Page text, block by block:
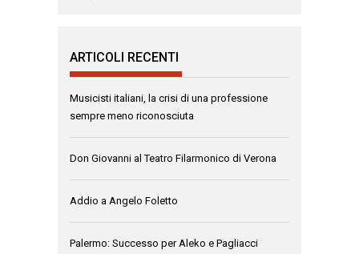
ARTICOLI RECENTI
Musicisti italiani, la crisi di una professione
sempre meno riconosciuta
Don Giovanni al Teatro Filarmonico di Verona
Addio a Angelo Foletto
Palermo: Successo per Aleko e Pagliacci